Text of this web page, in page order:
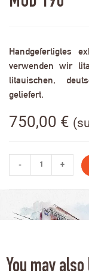
Handgefertigtes
verwenden wir
litauischen,
geliefert.
750,00 €
- +
You may